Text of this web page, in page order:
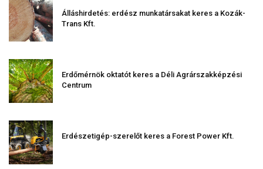
Álláshirdetés: erdész munkatársakat keres a Kozák-
Trans Kft.
Erdőmérnök oktatót keres a Déli Agrárszakképzési
Centrum
Erdészetigép-szerelőt keres a Forest Power Kft.